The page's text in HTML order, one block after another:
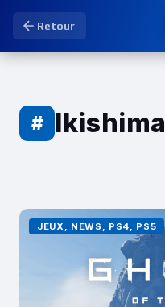
Retour
# Ikishima
JEUX, NEWS, PS4, PS5